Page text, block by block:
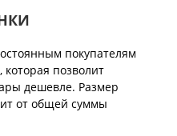
покупателям
которая позволит
дешевле. Размер
от общей суммы